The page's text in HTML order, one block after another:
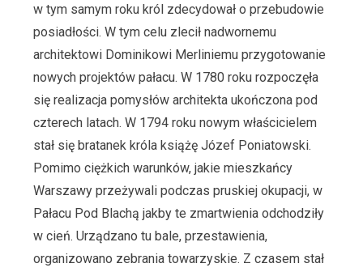
w tym samym roku król zdecydował o przebudowie
posiadłości. W tym celu zlecił nadwornemu
architektowi Dominikowi Merliniemu przygotowanie
nowych projektów pałacu. W 1780 roku rozpoczęła
się realizacja pomysłów architekta ukończona pod
czterech latach. W 1794 roku nowym właścicielem
stał się bratanek króla książę Józef Poniatowski.
Pomimo ciężkich warunków, jakie mieszkańcy
Warszawy przeżywali podczas pruskiej okupacji, w
Pałacu Pod Blachą jakby te zmartwienia odchodziły
w cień. Urządzano tu bale, przestawienia,
organizowano zebrania towarzyskie. Z czasem stał